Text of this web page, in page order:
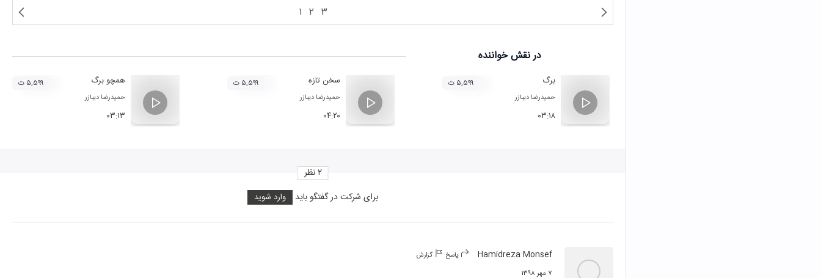
۱ ۲ ۳
در نقشخواننده
برگ
حمیدرضا دیبازر
۰۳:۱۸
۵,۵۹۹ ت سخن تازه
حمیدرضا دیبازر
۰۴:۲۰
۵,۵۹۹ ت همچو برگ
حمیدرضا دیبازر
۰۳:۱۳
۵,۵۹۹ ت
برای شرکت در گفتگو باید وارد شوید
۲نظر
Hamidreza Monsef پاسخ گزارش
۷ مهر ۱۳۹۸